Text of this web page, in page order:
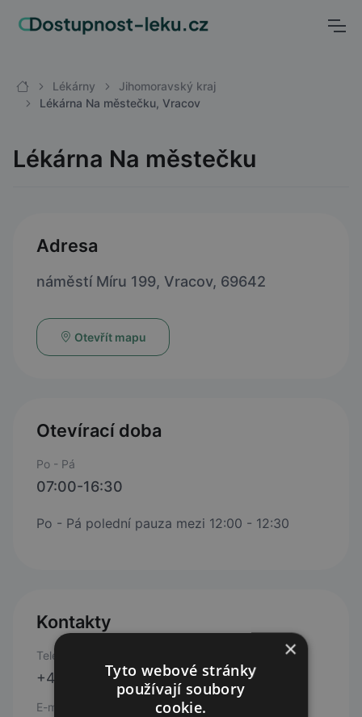
Lékárny
Jihomoravský kraj
Lékárna Na městečku, Vracov
Lékárna Na městečku
Adresa
náměstí Míru 199, Vracov, 69642
Otevřít mapu
Otevírací doba
Po - Pá
07:00-16:30
Po - Pá polední pauza mezi 12:00 - 12:30
Kontakty
Telefon
+420 518 616 132
E-mail
×
Tyto webové stránky
používají soubory
cookie.